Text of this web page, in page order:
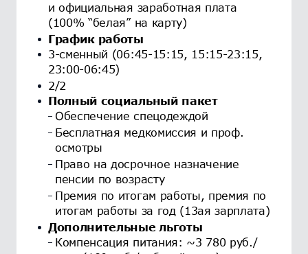
и официальная заработная плата
(100% “белая” на карту)
График работы
3-сменный (06:45-15:15, 15:15-23:15,
23:00-06:45)
2/2
Полный социальный пакет
Обеспечение спецодеждой
Бесплатная медкомиссия и проф.
осмотры
Право на досрочное назначение
пенсии по возрасту
Премия по итогам работы, премия по
итогам работы за год (13ая зарплата)
Дополнительные льготы
Компенсация питания: ~3 780 руб./